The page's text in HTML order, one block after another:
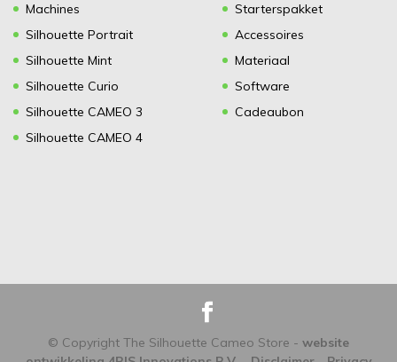
Machines
Silhouette Portrait
Silhouette Mint
Silhouette Curio
Silhouette CAMEO 3
Silhouette CAMEO 4
Starterspakket
Accessoires
Materiaal
Software
Cadeaubon
© Copyright The Silhouette Cameo Store - website